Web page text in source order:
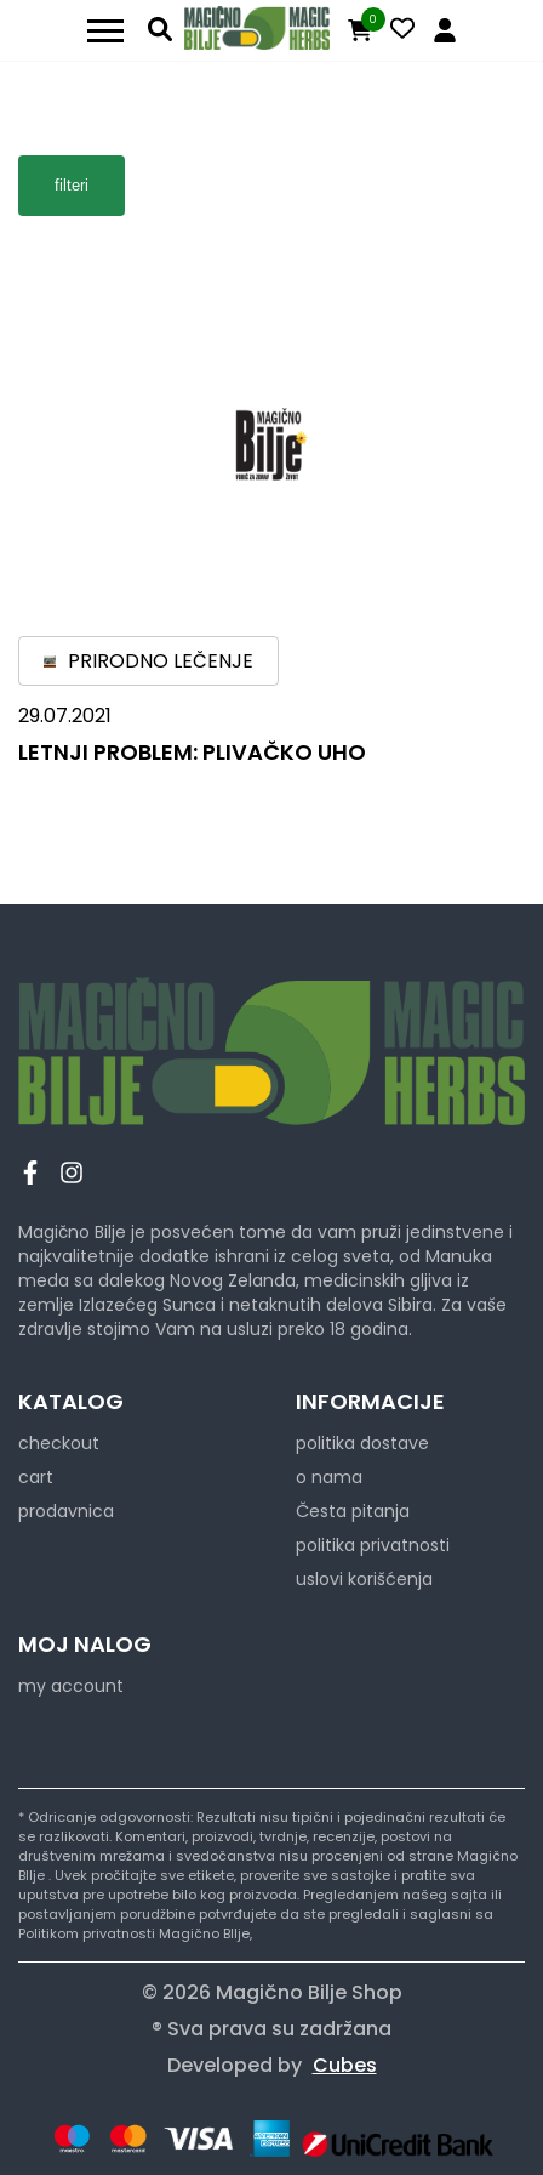
0
filteri
PRIRODNO LEČENJE
29.07.2021
LETNJI PROBLEM: PLIVAČKO UHO
Magično Bilje je posvećen tome da vam pruži jedinstvene i
najkvalitetnije dodatke ishrani iz celog sveta, od Manuka
meda sa dalekog Novog Zelanda, medicinskih gljiva iz
zemlje Izlazećeg Sunca i netaknutih delova Sibira. Za vaše
zdravlje stojimo Vam na usluzi preko 18 godina.
KATALOG
checkout
cart
prodavnica
INFORMACIJE
politika dostave
o nama
Česta pitanja
politika privatnosti
uslovi korišćenja
MOJ NALOG
my account
* Odricanje odgovornosti: Rezultati nisu tipični i pojedinačni rezultati će
se razlikovati. Komentari, proizvodi, tvrdnje, recenzije, postovi na
društvenim mrežama i svedočanstva nisu procenjeni od strane Magično
BIlje . Uvek pročitajte sve etikete, proverite sve sastojke i pratite sva
uputstva pre upotrebe bilo kog proizvoda. Pregledanjem našeg sajta ili
postavljanjem porudžbine potvrđujete da ste pregledali i saglasni sa
Politikom privatnosti Magično BIlje,
© 2026 Magično Bilje Shop
® Sva prava su zadržana
Developed by Cubes